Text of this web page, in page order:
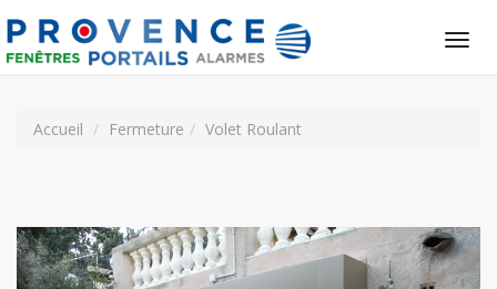
Accueil Fermeture Volet Roulant